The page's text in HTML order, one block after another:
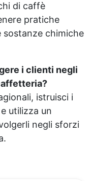
di caffè
pratiche
sostanze chimiche
i clienti negli
istruisci i
utilizza un
negli sforzi